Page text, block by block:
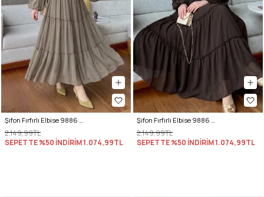
Şifon Fırfırlı Elbise 9886 - HAKİ
2.149,99TL
SEPETTE %50 İNDİRİM1.074,99TL
Şifon Fırfırlı Elbise 9886 - A. KAHVE
2.149,99TL
SEPETTE %50 İNDİRİM1.074,99TL